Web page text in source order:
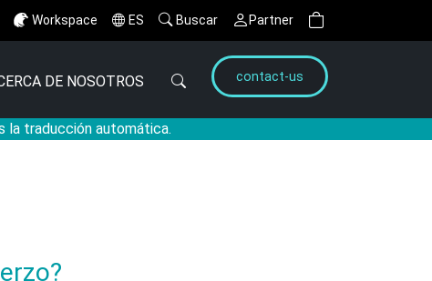
Workspace ES Buscar Partner
la traducción automática.
DE NOSOTROS contact-us